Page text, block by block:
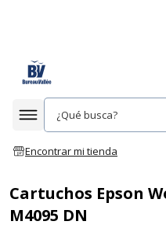
Afficher la navigation
Encontrar mi tienda
Cartuchos Epson
M4095 DN